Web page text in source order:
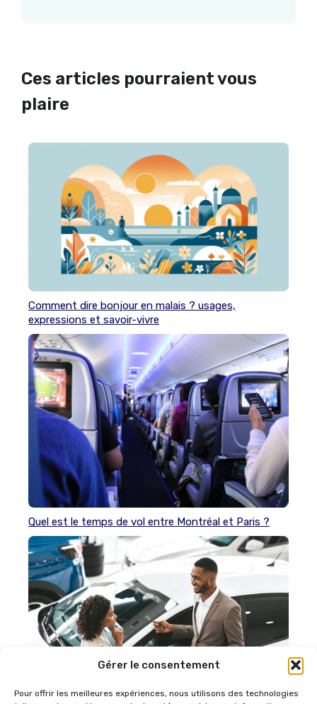
Gérer le consentement
Pour offrir les meilleures expériences, nous utilisons des technologies
Ces articles pourraient vous
plaire
Comment dire bonjour en malais ? usages,
expressions et savoir-vivre
Quel est le temps de vol entre Montréal et Paris ?